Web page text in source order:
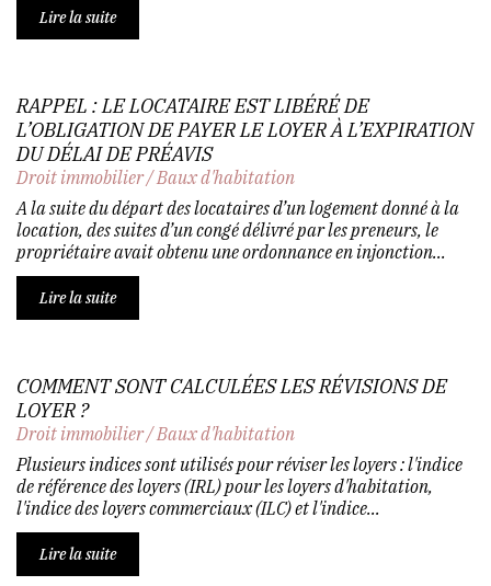
Lire la suite
RAPPEL : LE LOCATAIRE EST LIBÉRÉ DE
L’OBLIGATION DE PAYER LE LOYER À L’EXPIRATION
DU DÉLAI DE PRÉAVIS
Droit immobilier/Baux d'habitation
A la suite du départ des locataires d’un logement donné à la
location, des suites d’un congé délivré par les preneurs, le
propriétaire avait obtenu une ordonnance en injonction...
Lire la suite
COMMENT SONT CALCULÉES LES RÉVISIONS DE
LOYER ?
Droit immobilier/Baux d'habitation
Plusieurs indices sont utilisés pour réviser les loyers : l'indice
de référence des loyers (IRL) pour les loyers d'habitation,
l'indice des loyers commerciaux (ILC) et l'indice...
Lire la suite